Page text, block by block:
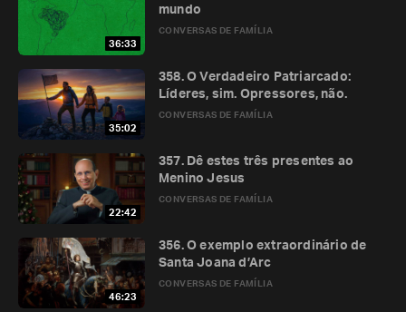
36:33
CONVERSAS DE FAMÍLIA
mundo
35:02
CONVERSAS DE FAMÍLIA
358. O Verdadeiro Patriarcado:
Líderes, sim. Opressores, não.
22:42
CONVERSAS DE FAMÍLIA
357. Dê estes três presentes ao
Menino Jesus
46:23
CONVERSAS DE FAMÍLIA
356. O exemplo extraordinário de
Santa Joana d’Arc